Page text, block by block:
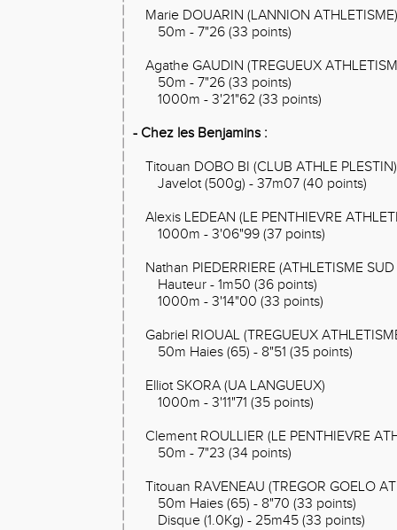
Marie DOUARIN (LANNION ATHLETISME)
50m - 7"26 (33 points)
Agathe GAUDIN (TREGUEUX
50m - 7"26 (33 points)
1000m - 3'21"62 (33 points)
- Chez les Benjamins :
Titouan DOBO BI (CLUB ATHLE PLESTIN)
Javelot (500g) - 37m07 (40 points)
Alexis LEDEAN (LE PENTHIEVRE
1000m - 3'06"99 (37 points)
Nathan PIEDERRIERE (ATHLETISME
Hauteur - 1m50 (36 points)
1000m - 3'14"00 (33 points)
Gabriel RIOUAL (TREGUEUX
50m Haies (65) - 8"51 (35 points)
Elliot SKORA (UA LANGUEUX)
1000m - 3'11"71 (35 points)
Clement ROULLIER (LE PENTHIEVRE
50m - 7"23 (34 points)
Titouan RAVENEAU (TREGOR GOELO
50m Haies (65) - 8"70 (33 points)
Disque (1.0Kg) - 25m45 (33 points)